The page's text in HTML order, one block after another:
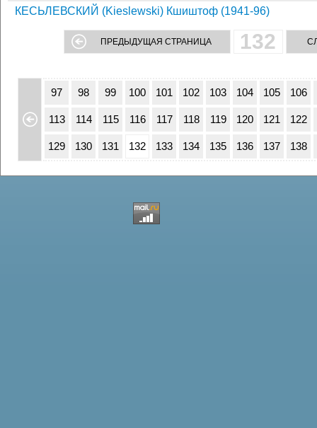
КЕСЬЛЕВСКИЙ (Kieslewski) Кшиштоф (1941-96)
ПРЕДЫДУЩАЯ СТРАНИЦА 132
80
97 98 99 100 101 102 103 104 105 106
113 114 115 116 117 118 119 120 121 122
129 130 131 132 133 134 135 136 137 138